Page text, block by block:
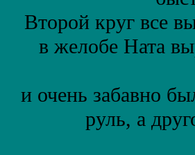
Второй круг все
в желобе Ната
и очень забавно
руль, а